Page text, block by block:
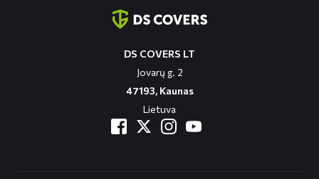
DS COVERS LT
Jovarų g. 2
47193, Kaunas
Lietuva